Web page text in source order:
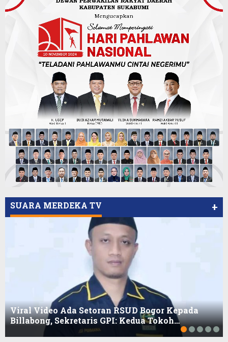
SUARA MERDEKA TV +
Viral Video Ada Setoran RSUD Bogor Kepada
Billabong, Sekretaris GPI: Kedua Tokoh…